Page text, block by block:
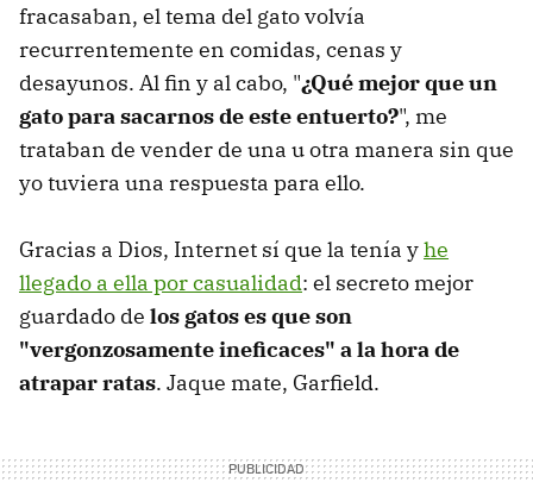
fracasaban, el tema del gato volvía
recurrentemente en comidas, cenas y
desayunos. Al fin y al cabo, "¿Qué mejor que un
gato para sacarnos de este entuerto?", me
trataban de vender de una u otra manera sin que
yo tuviera una respuesta para ello.
Gracias a Dios, Internet sí que la tenía yhe
llegado a ella por casualidad: el secreto mejor
guardado de los gatos es que son
"vergonzosamente ineficaces" a la hora de
atrapar ratas. Jaque mate, Garfield.